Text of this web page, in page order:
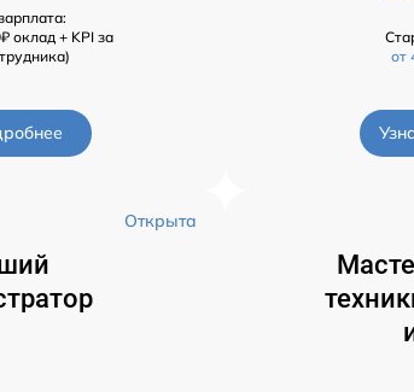
оклад + KPI за
от
Открыта